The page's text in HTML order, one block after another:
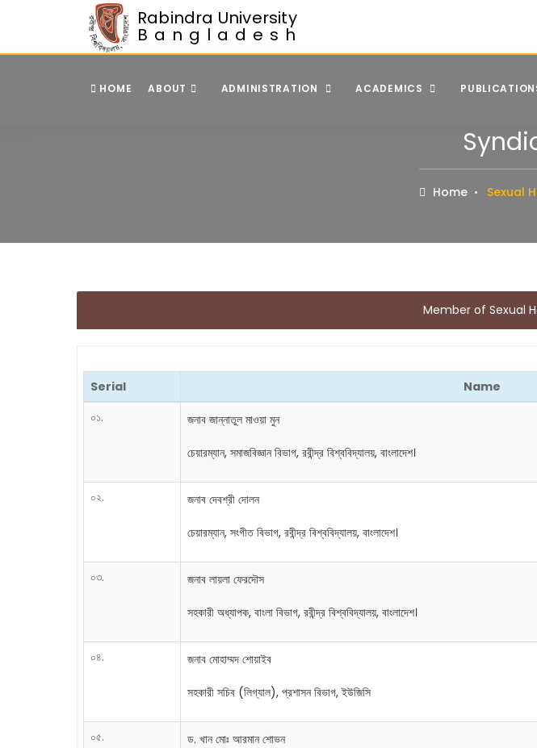
Rabindra University
Bangladesh
HOME ABOUT ADMINISTRATION ACADEMICS
Home Sexual
Member of Sexual
Serial Name
০১.
জনাব জান্নাতুল মাওয়া মুন
চেয়ারম্যান, সমাজবিজ্ঞান বিভাগ, রবীন্দ্র বিশ্ববিদ্যালয়, বাংলাদেশ।
০২. জনাব দেবশ্রী দোলন
চেয়ারম্যান, সংগীত বিভাগ, রবীন্দ্র বিশ্ববিদ্যালয়, বাংলাদেশ।
০৩. জনাব লায়লা ফেরদৌস
সহকারী অধ্যাপক, বাংলা বিভাগ, রবীন্দ্র বিশ্ববিদ্যালয়, বাংলাদেশ।
০৪. জনাব মোহাম্মদ শোয়াইব
সহকারী সচিব (লিগ্যাল), প্রশাসন বিভাগ, ইউজিসি
০৫. ড. খান মোঃ আরমান শোভন